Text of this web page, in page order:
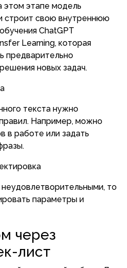
этом этапе модель
строит свою внутреннюю
ChatGPT
Learning, которая
предварительно
новых задач.
текста нужно
Например, можно
в работе или задать
то
параметры и
через
лист